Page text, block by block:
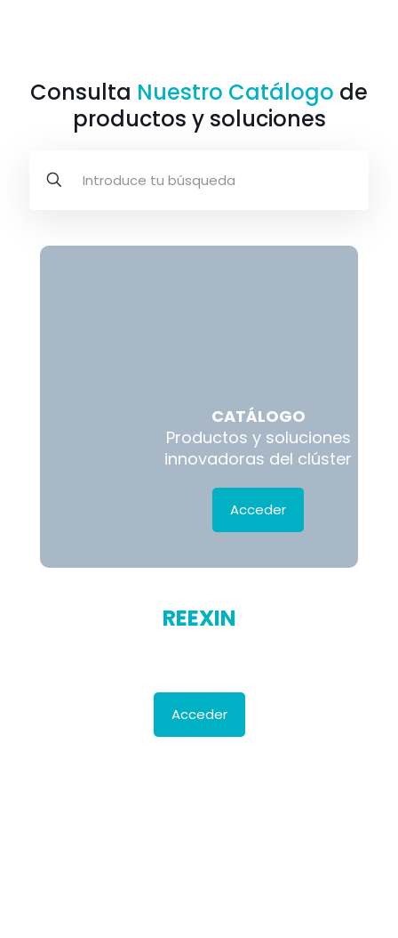
Consulta Nuestro Catálogo de
productos y soluciones
CATÁLOGO
Productos y soluciones
innovadoras del clúster
Acceder
REEXIN
Acceder